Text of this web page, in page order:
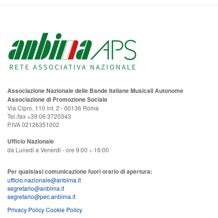
Associazione Nazionale delle Bande Italiane Musicali Autonome
Associazione di Promozione Sociale
Via Cipro, 110 int. 2 - 00136 Roma
Tel./fax +39 06 3720343
P.IVA 02126351002
Ufficio Nazionale
da Lunedi a Venerdi - ore 9:00 ÷ 16:00
Per qualsiasi comunicazione fuori orario di apertura:
ufficio.nazionale@anbima.it
segretario@anbima.it
segretario@pec.anbima.it
Privacy PolicyCookie Policy